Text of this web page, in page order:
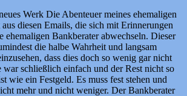
Werk Die Abenteuer meines ehemaligen
aus diesen Emails, die sich mit Erinnerungen
ehemaligen Bankberater abwechseln. Dieser
die halbe Wahrheit und langsam
dass dies doch so wenig gar nicht
war schließlich einfach und der Rest nicht so
wie ein Festgeld. Es muss fest stehen und
mehr und nicht weniger. Der Bankberater